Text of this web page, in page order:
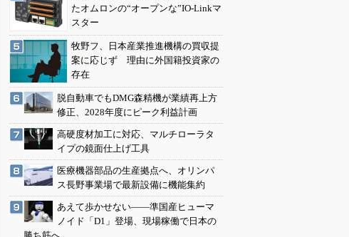
たオムロンの“オープンな”IO-Linkマ
スター
牧野フ、日本産業推進機構の買収提
案に応じず 理由に外国籍投資家の
存在
脱自動車でもDMG森精機が業績再上方
修正、2028年度にピーク利益計画
高硬度材加工に対応、マルチローラタ
イプの鏡面仕上げ工具
医療機器部品の生産拠点へ、オリンパ
ス長野事業場で最新設備に機能集約
あえて歩かせない――準国産ヒューマ
ノイド「D1」登場、現場稼働で日本の